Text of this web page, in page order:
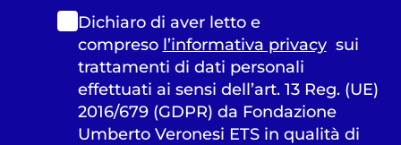
Dichiaro di aver letto e
compreso l’informativa privacysui
trattamenti di dati personali
effettuati ai sensi dell’art. 13 Reg. (UE)
2016/679 (GDPR) da Fondazione
Umberto Veronesi ETS in qualità di